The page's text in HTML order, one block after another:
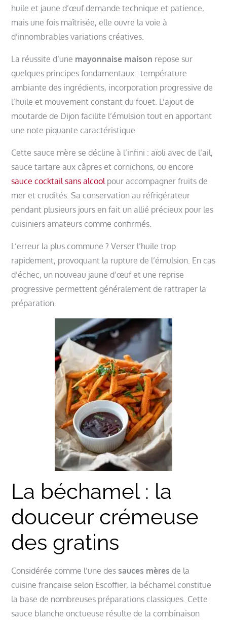
huile et jaune d’œuf demande technique et patience,
mais une fois maîtrisée, elle ouvre la voie à
d’innombrables variations créatives.
La réussite d’une mayonnaise maison repose sur
quelques principes fondamentaux : température
ambiante des ingrédients, incorporation progressive de
l’huile et mouvement constant du fouet. L’ajout de
moutarde de Dijon facilite l’émulsion tout en apportant
une note piquante caractéristique.
Cette sauce mère se décline à l’infini : aïoli avec de l’ail,
sauce tartare aux câpres et cornichons, ou encore
sauce cocktail sans alcoolpour accompagner fruits de
mer et crudités. Sa conservation au réfrigérateur
pendant plusieurs jours en fait un allié précieux pour les
cuisiniers amateurs comme confirmés.
L’erreur la plus commune ? Verser l’huile trop
rapidement, provoquant la rupture de l’émulsion. En cas
d’échec, un nouveau jaune d’œuf et une reprise
progressive permettent généralement de rattraper la
préparation.
La béchamel : la
douceur crémeuse
des gratins
Considérée comme l’une des sauces mères de la
cuisine française selon Escoffier, la béchamel constitue
la base de nombreuses préparations classiques. Cette
sauce blanche onctueuse résulte de la combinaison